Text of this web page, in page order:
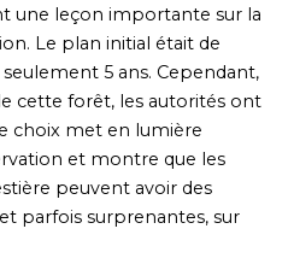
une leçon importante sur la
Le plan initial était de
5 ans. Cependant,
cette forêt, les autorités ont
choix met en lumière
et montre que les
peuvent avoir des
parfois surprenantes, sur